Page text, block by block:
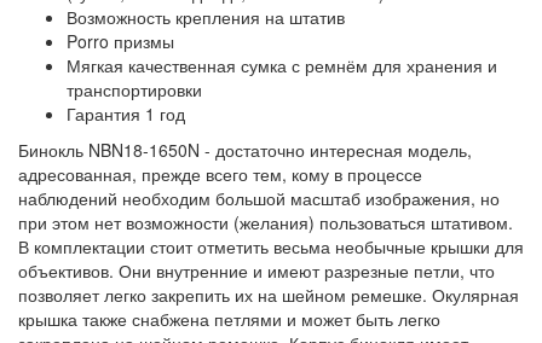
Возможность крепления на штатив
Porro призмы
Мягкая качественная сумка с ремнём для хранения и
транспортировки
Гарантия 1 год
Бинокль NBN18-1650N - достаточно интересная модель,
адресованная, прежде всего тем, кому в процессе
наблюдений необходим большой масштаб изображения, но
при этом нет возможности (желания) пользоваться штативом.
В комплектации стоит отметить весьма необычные крышки для
объективов. Они внутренние и имеют разрезные петли, что
позволяет легко закрепить их на шейном ремешке. Окулярная
крышка также снабжена петлями и может быть легко